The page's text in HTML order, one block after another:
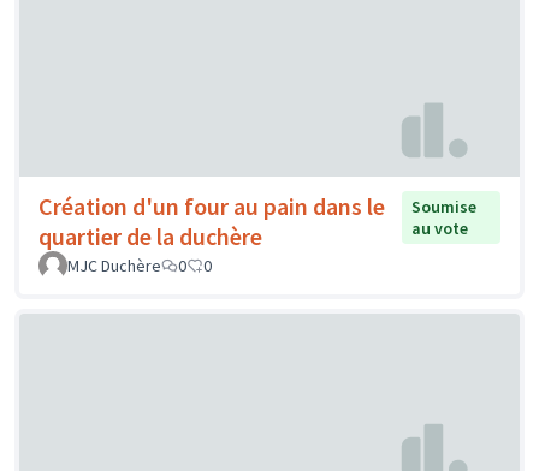
Création d'un four au pain dans le
quartier de la duchère
Soumise
au vote
MJC Duchère
0 0